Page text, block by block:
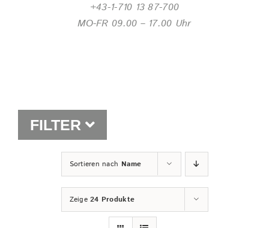
+43-1-710 13 87-700
MO-FR 09.00 – 17.00 Uhr
Nachhaltigkeit
Shop
FILTER
Sortieren nach Name
Zeige24 Produkte